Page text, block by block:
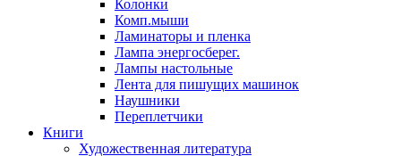
Колонки
Комп.мыши
Ламинаторы и пленка
Лампа энергосберег.
Лампы настольные
Лента для пишущих машинок
Наушники
Переплетчики
Книги
Художественная литература